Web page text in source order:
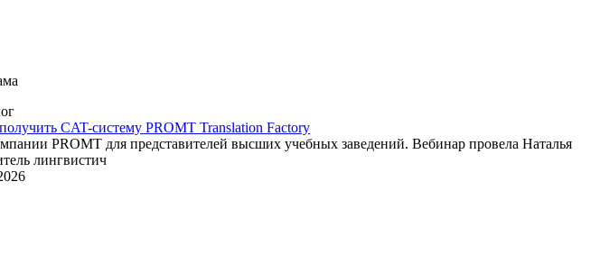
CAT-систему PROMT Translation Factory
PROMT для представителей высших учебных заведений. Вебинар провела Наталья
лингвистич